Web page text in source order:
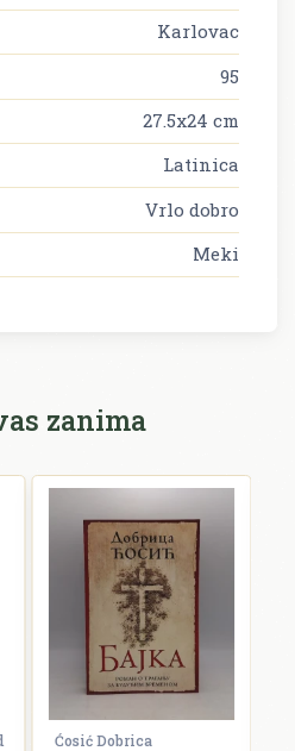
Karlovac
95
27.5x24 cm
Latinica
Vrlo dobro
Meki
zanima
Ćosić Dobrica